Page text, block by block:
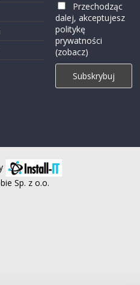
Przechodząc
dalej, akceptujesz
politykę
prywatności
(zobacz)
Sp. z o.o.